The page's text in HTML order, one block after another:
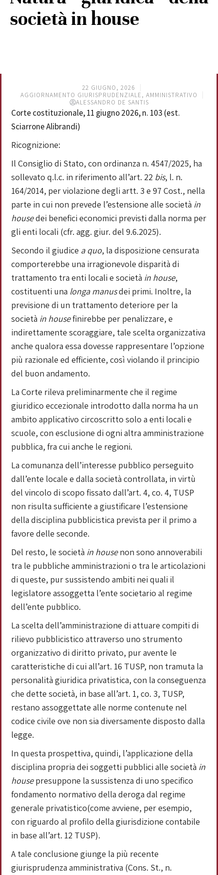
società in house
22 GIUGNO, 2026
AGGIORNAMENTO GIURISPRUDENZIALE, AMMINISTRATIVO
ALESSANDRO DE SANTIS
Corte costituzionale, 11 giugno 2026, n. 103 (est.
Sciarrone Alibrandi)
Ricognizione:
Il Consiglio di Stato, con ordinanza n. 4547/2025, ha
sollevato q.l.c. in riferimento all’art. 22 bis, l. n.
164/2014, per violazione degli artt. 3 e 97 Cost., nella
parte in cui non prevede l’estensione alle società in
housedei benefici economici previsti dalla norma per
gli enti locali (cfr. agg. giur. del 9.6.2025).
Secondo il giudice a quo, la disposizione censurata
comporterebbe una irragionevole disparità di
trattamento tra enti locali e società in house,
costituenti una longa manusdei primi. Inoltre, la
previsione di un trattamento deteriore per la
società in housefinirebbe per penalizzare, e
indirettamente scoraggiare, tale scelta organizzativa
anche qualora essa dovesse rappresentare l’opzione
più razionale ed efficiente, così violando il principio
del buon andamento.
La Corte rileva preliminarmente che il regime
giuridico eccezionale introdotto dalla norma ha un
ambito applicativo circoscritto solo a enti locali e
scuole, con esclusione di ogni altra amministrazione
pubblica, fra cui anche le regioni.
La comunanza dell’interesse pubblico perseguito
dall’ente locale e dalla società controllata, in virtù
del vincolo di scopo fissato dall’art. 4, co. 4, TUSP
non risulta sufficiente a giustificare l’estensione
della disciplina pubblicistica prevista per il primo a
favore delle seconde.
Del resto, le società in housenon sono annoverabili
tra le pubbliche amministrazioni o tra le articolazioni
di queste, pur sussistendo ambiti nei quali il
legislatore assoggetta l’ente societario al regime
dell’ente pubblico.
La scelta dell’amministrazione di attuare compiti di
rilievo pubblicistico attraverso uno strumento
organizzativo di diritto privato, pur avente le
caratteristiche di cui all’art. 16 TUSP, non tramuta la
personalità giuridica privatistica, con la conseguenza
che dette società, in base all’art. 1, co. 3, TUSP,
restano assoggettate alle norme contenute nel
codice civile ove non sia diversamente disposto dalla
legge.
In questa prospettiva, quindi, l’applicazione della
disciplina propria dei soggetti pubblici alle società in
housepresuppone la sussistenza di uno specifico
fondamento normativo della deroga dal regime
generale privatistico(come avviene, per esempio,
con riguardo al profilo della giurisdizione contabile
in base all’art. 12 TUSP).
A tale conclusione giunge la più recente
giurisprudenza amministrativa (Cons. St., n.